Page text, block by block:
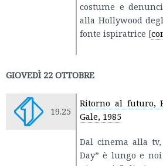
costume e
alla Hollywood
fonte ispiratrice [
GIOVEDÌ 22 OTTOBRE
19.25
Ritorno al futuro,
Gale, 1985
Dal cinema alla
Day” è lungo e